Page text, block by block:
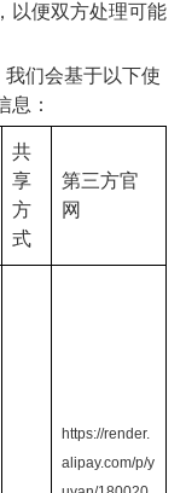
以便双方处理可能
们会基于以下使
息：
共
享
方
式
第三方官
网
https://render.
alipay.com/p/y